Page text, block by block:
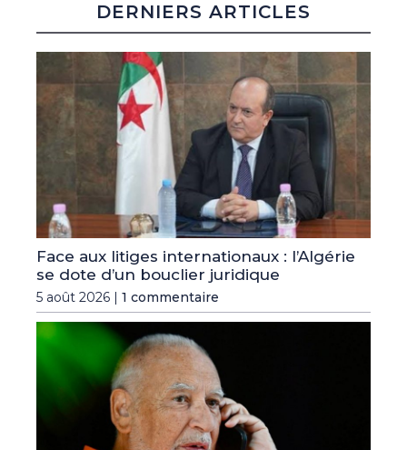
DERNIERS ARTICLES
Face aux litiges internationaux : l’Algérie
se dote d’un bouclier juridique
5 août 2026 | 1 commentaire